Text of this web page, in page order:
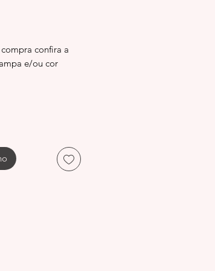
confira a
e/ou cor